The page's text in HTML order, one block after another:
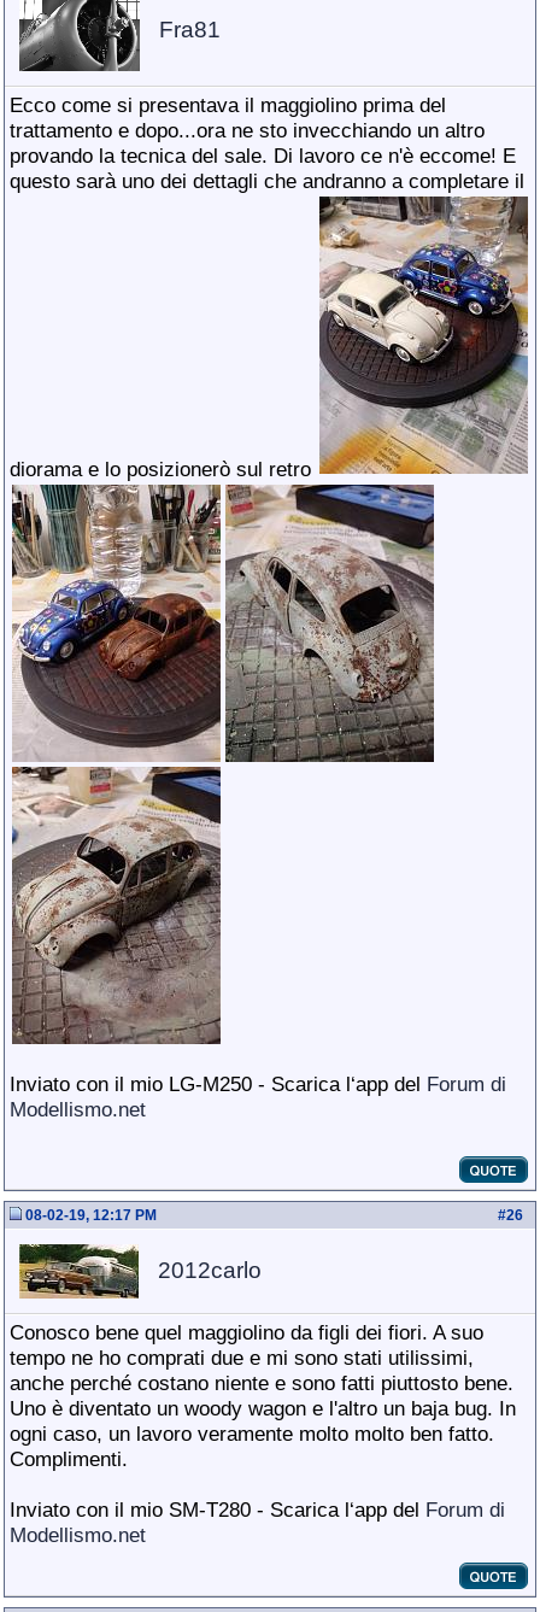
Fra81
Ecco come si presentava il maggiolino prima del
trattamento e dopo...ora ne sto invecchiando un altro
provando la tecnica del sale. Di lavoro ce n'è eccome! E
questo sarà uno dei dettagli che andranno a completare il
diorama e lo posizionerò sul retro
Inviato con il mio LG-M250 - Scarica l‘app del Forum di
Modellismo.net
#26
08-02-19, 12:17 PM
2012carlo
Conosco bene quel maggiolino da figli dei fiori. A suo
tempo ne ho comprati due e mi sono stati utilissimi,
anche perché costano niente e sono fatti piuttosto bene.
Uno è diventato un woody wagon e l'altro un baja bug. In
ogni caso, un lavoro veramente molto molto ben fatto.
Complimenti.
Inviato con il mio SM-T280 - Scarica l‘app del Forum di
Modellismo.net